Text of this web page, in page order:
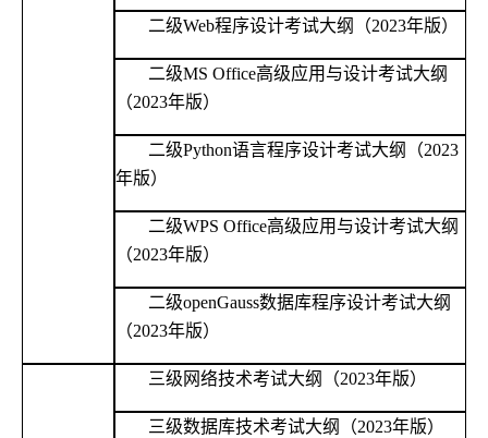
二级Web程序设计考试大纲（2023年版）
二级MS Office高级应用与设计考试大纲
（2023年版）
二级Python语言程序设计考试大纲（2023
年版）
二级WPS Office高级应用与设计考试大纲
（2023年版）
二级openGauss数据库程序设计考试大纲
（2023年版）
三级网络技术考试大纲（2023年版）
三级数据库技术考试大纲（2023年版）